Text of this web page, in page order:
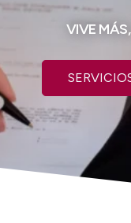
VIVE